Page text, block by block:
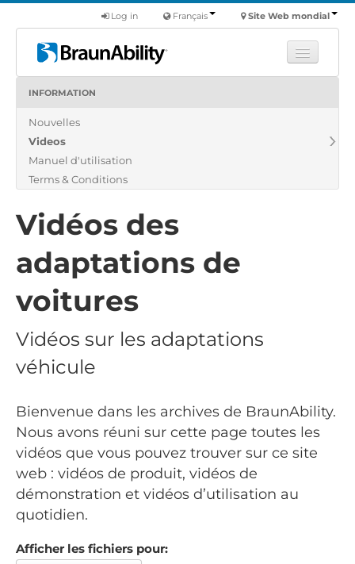
Site Web mondial
Français
Log in
Produits
Nous
Trouver un revendeur
INFORMATION
Nouvelles
Videos
Manuel d'utilisation
Terms & Conditions
Vidéos des
adaptations de
voitures
Vidéos sur les adaptations
véhicule
Bienvenue dans les archives de BraunAbility.
Nous avons réuni sur cette page toutes les
vidéos que vous pouvez trouver sur ce site
web : vidéos de produit, vidéos de
démonstration et vidéos d’utilisation au
quotidien.
Afficher les fichiers pour: